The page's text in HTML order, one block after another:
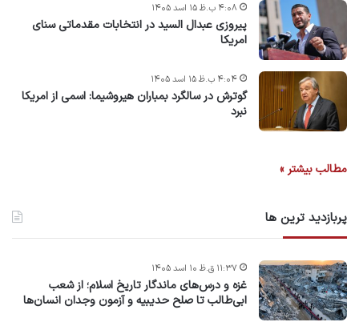
پیروزی عبدال السید در انتخابات مقدماتی سنای
امریکا
۴:۰۸ ب.ظ ۱۵ اسد ۱۴۰۵
گوترش در سالگرد بمباران هیروشیما: اسمی از امریکا
نبرد
۴:۰۴ ب.ظ ۱۵ اسد ۱۴۰۵
مطالب بیشتر »
پربازدید ترین ها
غزه و درس‌های ماندگار تاریخ اسلام؛ از شعب
ابی‌طالب تا صلح حدیبیه و آزمون وجدان انسان‌ها
۱۱:۳۷ ق.ظ ۱۰ اسد ۱۴۰۵